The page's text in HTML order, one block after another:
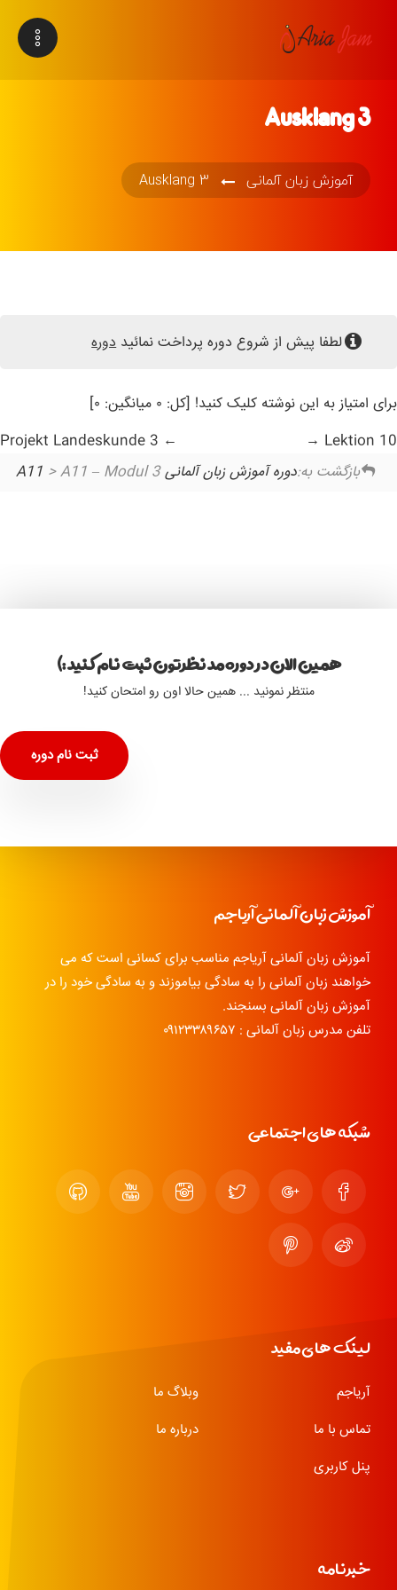
Ausklang 3
آموزش زبان آلمانی Ausklang 3
لطفا پیش از شروع دوره پرداخت نمائیددوره
برای امتیاز به این نوشته کلیک کنید! [کل: ۰ میانگین: ۰]
Lektion 10
بازگشت به:دوره آموزش زبان آلمانی A11> A11 – Modul 3
همین الان در دوره مد نظرتون ثبت نام کنید :)
منتظر نمونید ... همین حالا اون رو امتحان کنید!
ثبت نام دوره
آموزش زبان آلمانی آریاجم
آموزش زبان آلمانی آریاجم مناسب برای کسانی است که می
خواهند زبان آلمانی را به سادگی بیاموزند و به سادگی خود را در
آموزش زبان آلمانی بسنجند.
تلفن مدرس زبان آلمانی : ۰۹۱۲۳۳۸۹۶۵۷
شبکه های اجتماعی
لینک های مفید
آریاجم
وبلاگ ما
تماس با ما
درباره ما
پنل کاربری
خبرنامه